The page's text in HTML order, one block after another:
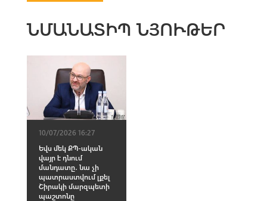
ՆՄԱՆԱՏԻՊ ՆՅՈՒԹԵՐ
10/07/2026 16:27
Եվս մեկ ՔՊ-ական
վայր է դնում
մանդատը․ նա չի
պատրաստվում լքել
Շիրակի մարզպետի
պաշտոնը